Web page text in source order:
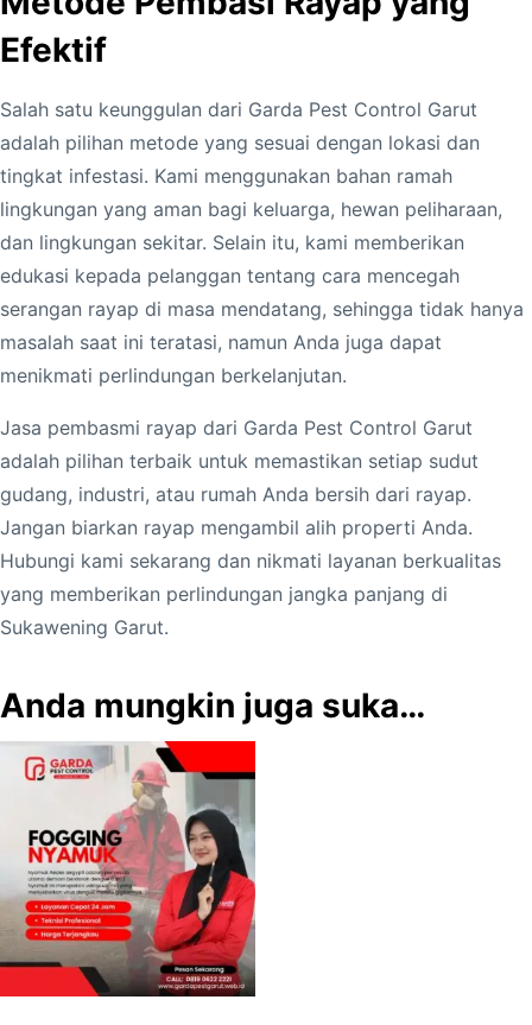
Efektif
Salah satu keunggulan dari Garda Pest Control Garut
adalah pilihan metode yang sesuai dengan lokasi dan
tingkat infestasi. Kami menggunakan bahan ramah
lingkungan yang aman bagi keluarga, hewan peliharaan,
dan lingkungan sekitar. Selain itu, kami memberikan
edukasi kepada pelanggan tentang cara mencegah
serangan rayap di masa mendatang, sehingga tidak hanya
masalah saat ini teratasi, namun Anda juga dapat
menikmati perlindungan berkelanjutan.
Jasa pembasmi rayap dari Garda Pest Control Garut
adalah pilihan terbaik untuk memastikan setiap sudut
gudang, industri, atau rumah Anda bersih dari rayap.
Jangan biarkan rayap mengambil alih properti Anda.
Hubungi kami sekarang dan nikmati layanan berkualitas
yang memberikan perlindungan jangka panjang di
Sukawening Garut.
Anda mungkin juga suka…